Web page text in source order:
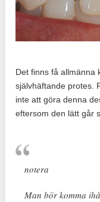
Det finns få allmänna
självhäftande protes.
inte att göra denna
eftersom den lätt går
notera
Man bör komma